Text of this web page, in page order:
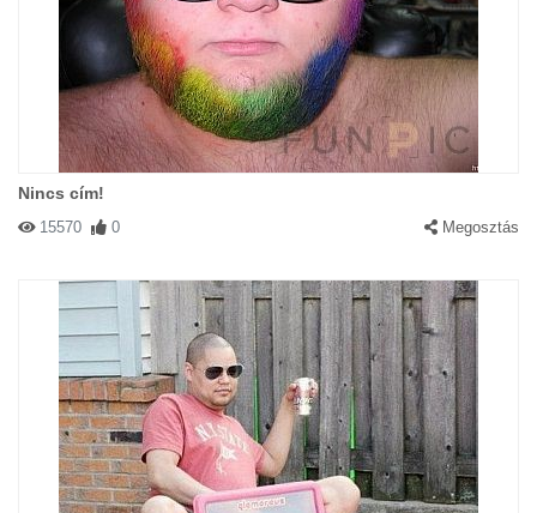
Nincs cím!
15570 0 Megosztás